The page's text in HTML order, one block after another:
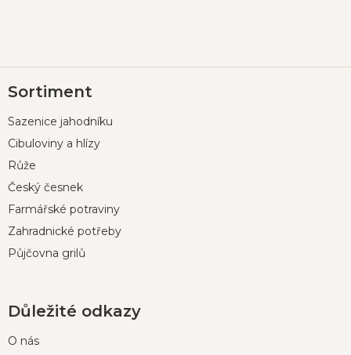
á
a
Sortiment
Sazenice jahodníku
Cibuloviny a hlízy
Růže
Český česnek
Farmářské potraviny
Zahradnické potřeby
Půjčovna grilů
Důležité odkazy
O nás